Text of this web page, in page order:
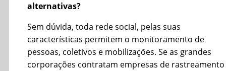
alternativas?
Sem dúvida, toda rede social, pelas suas
características permitem o monitoramento de
pessoas, coletivos e mobilizações. Se as grandes
corporações contratam empresas de rastreamento